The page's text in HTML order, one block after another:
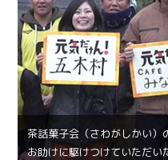
茶話菓⼦会（さわがしかい）
お助けに駆けつけていただい